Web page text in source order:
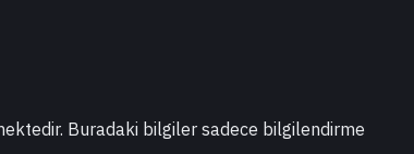
Buradaki bilgiler sadece bilgilendirme